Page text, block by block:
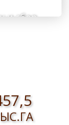
и сбор